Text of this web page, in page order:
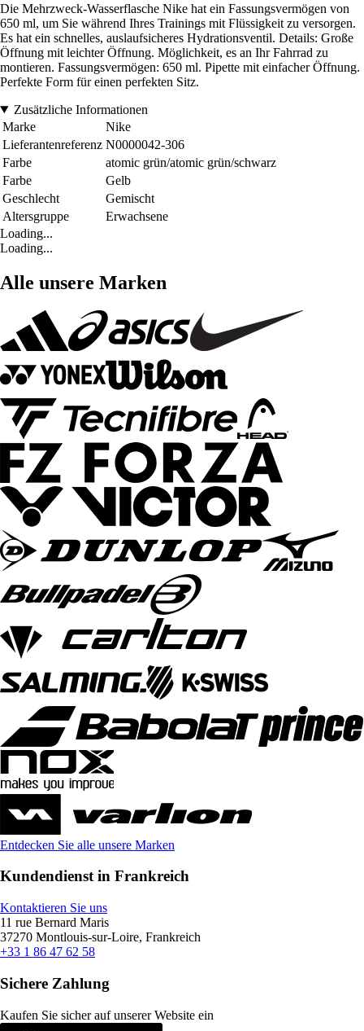
Die Mehrzweck-Wasserflasche Nike hat ein Fassungsvermögen von
650 ml, um Sie während Ihres Trainings mit Flüssigkeit zu versorgen.
Es hat ein schnelles, auslaufsicheres Hydrationsventil. Details: Große
Öffnung mit leichter Öffnung. Möglichkeit, es an Ihr Fahrrad zu
montieren. Fassungsvermögen: 650 ml. Pipette mit einfacher Öffnung.
Perfekte Form für einen perfekten Sitz.
Zusätzliche Informationen
Marke
Nike
Lieferantenreferenz N0000042-306
Farbe
atomic grün/atomic grün/schwarz
Farbe
Gelb
Geschlecht
Gemischt
Altersgruppe
Erwachsene
Loading...
Loading...
Alle unsere Marken
Entdecken Sie alle unsere Marken
Kundendienst in Frankreich
Kontaktieren Sie uns
11 rue Bernard Maris
37270 Montlouis-sur-Loire, Frankreich
+33 1 86 47 62 58
Sichere Zahlung
Kaufen Sie sicher auf unserer Website ein